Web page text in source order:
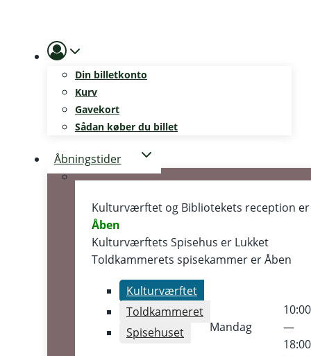
Din billetkonto
Kurv
Gavekort
Sådan køber du billet
Åbningstider
Kulturværftet og Bibliotekets reception er
Åben
Kulturværftets Spisehus er Lukket
Toldkammerets spisekammer erÅben
Kulturværftet
Toldkammeret
Spisehuset
Mandag
10:00
—
18:00